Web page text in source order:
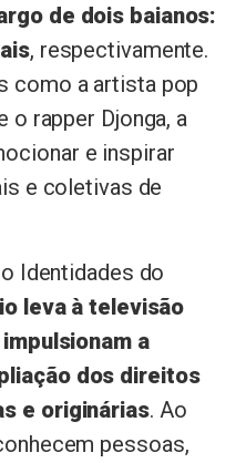
de dois baianos:
, respectivamente.
como a artista pop
o rapper Djonga, a
e inspirar
e coletivas de
Identidades do
leva à televisão
a
dos direitos
e originárias. Ao
pessoas,